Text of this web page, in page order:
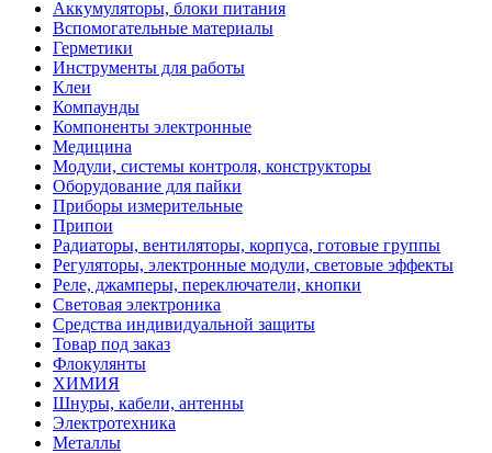
Аккумуляторы, блоки питания
Вспомогательные материалы
Герметики
Инструменты для работы
Клеи
Компаунды
Компоненты электронные
Медицина
Модули, системы контроля, конструкторы
Оборудование для пайки
Приборы измерительные
Припои
Радиаторы, вентиляторы, корпуса, готовые группы
Регуляторы, электронные модули, световые эффекты
Реле, джамперы, переключатели, кнопки
Световая электроника
Средства индивидуальной защиты
Товар под заказ
Флокулянты
ХИМИЯ
Шнуры, кабели, антенны
Электротехника
Металлы